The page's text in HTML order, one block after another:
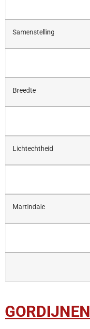
Samenstelling
Breedte
Lichtechtheid
Martindale
GORDIJNEN